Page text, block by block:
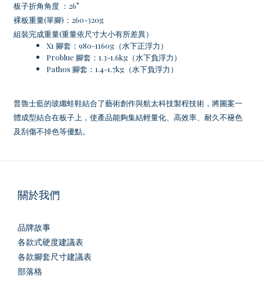
板子折角角度 ：26°
裸板重量(單腳)：260-320g
組裝完成重量(重量依尺寸大小有所差異）
X1 腳套：980-1160g（水下正浮力）
Problue 腳套：1.3-1.6kg（水下負浮力）
Pathos 腳套：1.4-1.7kg（水下負浮力）
普魯士藍的玻纖蛙鞋結合了藝術創作與航太科技製程技術，將圖案一
體成型結合在板子上，使產品能夠集結輕量化、高效率、耐久不褪色
及刮傷不掉色等優點。
關於我們
品牌故事
各款式硬度建議表
各款腳套尺寸建議表
部落格